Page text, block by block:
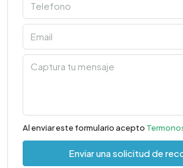
Al enviar este formulario acepto
Enviar una solicitud de